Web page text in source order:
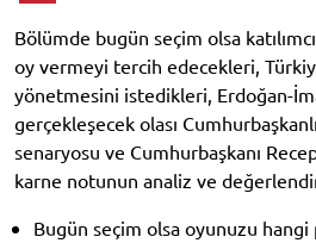
Bölümde bugün seçim olsa
oy vermeyi tercih edecekleri,
yönetmesini istedikleri, Erdoğan-
gerçekleşecek olası
senaryosu ve Cumhurbaşkanı
karne notunun analiz ve
Bugün seçim olsa oyunuzu